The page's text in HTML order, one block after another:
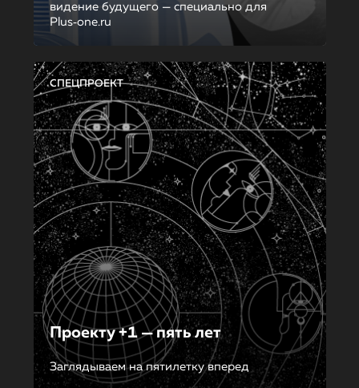
видение будущего — специально для
Plus‑one.ru
СПЕЦПРОЕКТ
Проекту +1 — пять лет
Заглядываем на пятилетку вперед